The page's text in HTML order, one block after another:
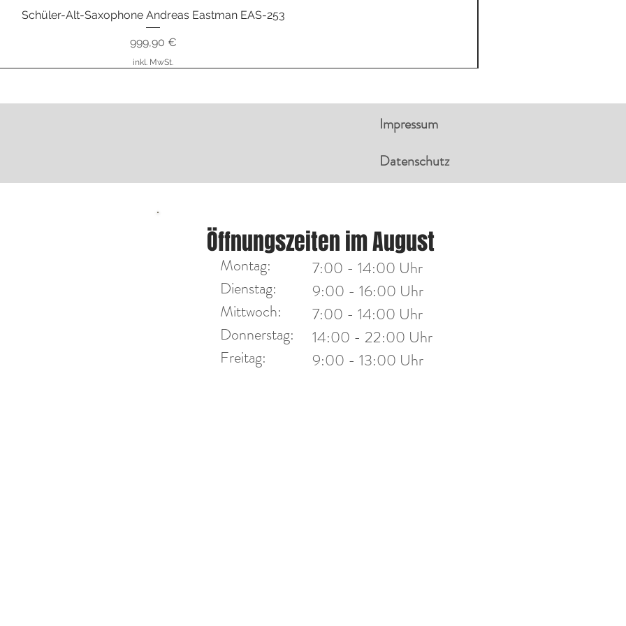
Schnellansicht
Schüler-Alt-Saxophone Andreas Eastman EAS-253
Preis
999,90 €
inkl. MwSt.
Impressum
Datenschutz
Dienstag
Mittwoch
Donnerstag
Freitag
14:00 - 18:00 Uhr
14:00 - 18:00 Uhr
14:00 - 19:30 Uhr
10:00 - 13:00 Uhr
Öffnungszeiten im August
Montag:
Dienstag:
Mittwoch:​
Donnerstag:
Freitag:
7:00 - 14:00 Uhr
9:00 - 16:00 Uhr
7:00 - 14:00 Uhr
14:00 - 22:00 Uhr
9:00 - 13:00 Uhr